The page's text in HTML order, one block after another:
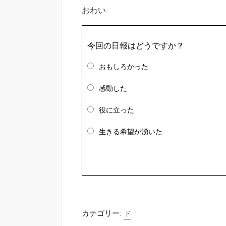
おわい
今回の日報はどうですか？
おもしろかった
感動した
役に立った
生きる希望が湧いた
カテゴリー: ド